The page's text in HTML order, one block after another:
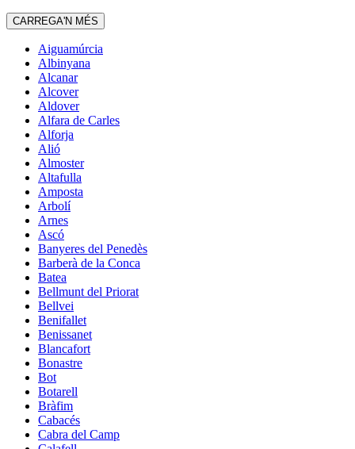
CARREGA'N MÉS
Aiguamúrcia
Albinyana
Alcanar
Alcover
Aldover
Alfara de Carles
Alforja
Alió
Almoster
Altafulla
Amposta
Arbolí
Arnes
Ascó
Banyeres del Penedès
Barberà de la Conca
Batea
Bellmunt del Priorat
Bellvei
Benifallet
Benissanet
Blancafort
Bonastre
Bot
Botarell
Bràfim
Cabacés
Cabra del Camp